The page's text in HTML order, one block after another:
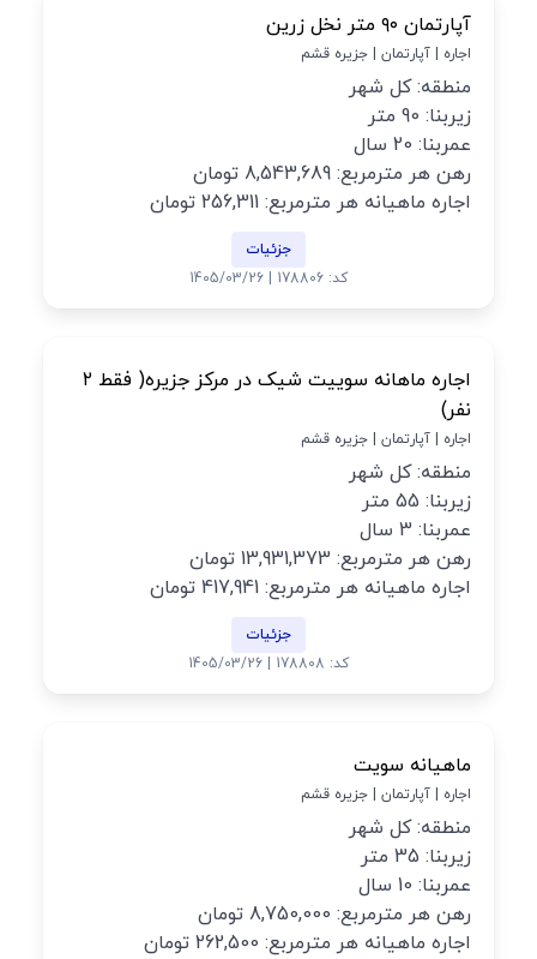
آپارتمان ۹۰ متر نخل زرین
اجاره | آپارتمان | جزیره قشم
منطقه: کل شهر
زیربنا: 90 متر
عمربنا: 20 سال
رهن هر مترمربع: 8,543,689 تومان
اجاره ماهیانه هر مترمربع: 256,311 تومان
جزئیات
کد: 178806 | 1405/03/26
اجاره ماهانه سوییت شیک در مرکز جزیره( فقط ۲
نفر)
اجاره | آپارتمان | جزیره قشم
منطقه: کل شهر
زیربنا: 55 متر
عمربنا: 3 سال
رهن هر مترمربع: 13,931,373 تومان
اجاره ماهیانه هر مترمربع: 417,941 تومان
جزئیات
کد: 178808 | 1405/03/26
ماهیانه سویت
اجاره | آپارتمان | جزیره قشم
منطقه: کل شهر
زیربنا: 35 متر
عمربنا: 10 سال
رهن هر مترمربع: 8,750,000 تومان
اجاره ماهیانه هر مترمربع: 262,500 تومان